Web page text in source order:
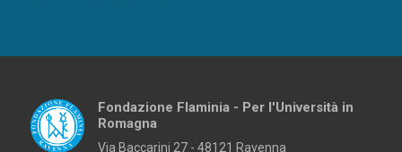
Fondazione Flaminia - Per l'Università in
Romagna
Via Baccarini 27 - 48121 Ravenna